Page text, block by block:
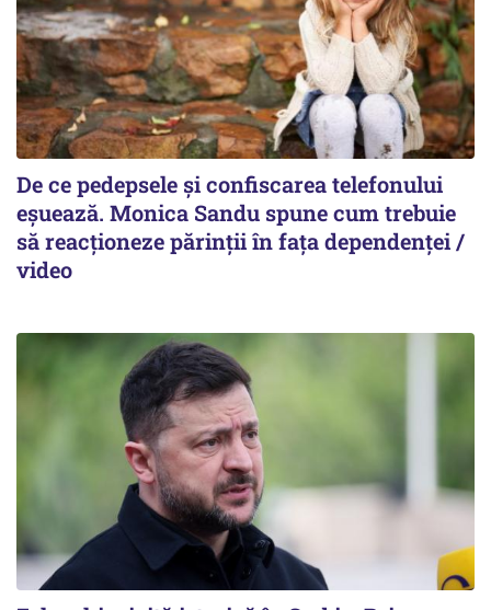
De ce pedepsele și confiscarea telefonului
eșuează. Monica Sandu spune cum trebuie
să reacționeze părinții în fața dependenței /
video